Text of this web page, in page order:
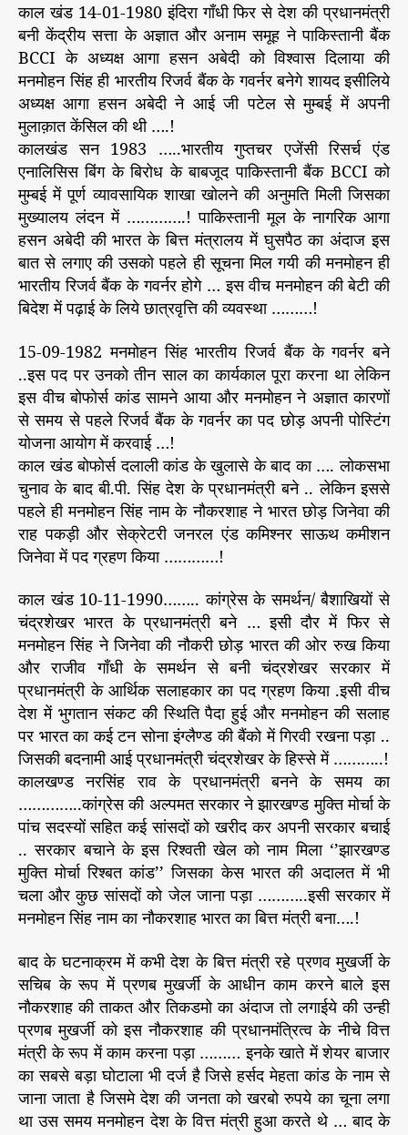
काल खंड 14-01-1980 इंदिरा गाँधी फिर से देश की प्रधानमंत्री
बनी केंद्रीय सत्ता के अज्ञात और अनाम समूह ने पाकिस्तानी बैंक
BCCI के अध्यक्ष आगा हसन अबेदी को विश्वास दिलाया की
मनमोहन सिंह ही भारतीय रिजर्व बैंक के गवर्नर बनेगे शायद इसीलिये
अध्यक्ष आगा हसन अबेदी ने आई जी पटेल से मुम्बई में अपनी
मुलाक़ात केंसिल की थी ….!
कालखंड सन 1983 …..भारतीय गुप्तचर एजेंसी रिसर्च एंड
एनालिसिस बिंग के बिरोध के बाबजूद पाकिस्तानी बैंक BCCI को
मुम्बई में पूर्ण व्यावसायिक शाखा खोलने की अनुमति मिली जिसका
मुख्यालय लंदन में ………….! पाकिस्तानी मूल के नागरिक आगा
हसन अबेदी की भारत के बित्त मंत्रालय में घुसपैठ का अंदाज इस
बात से लगाए की उसको पहले ही सूचना मिल गयी की मनमोहन ही
भारतीय रिजर्व बैंक के गवर्नर होगे … इस वीच मनमोहन की बेटी की
बिदेश में पढ़ाई के लिये छात्रवृत्ति की व्यवस्था ………!
15-09-1982 मनमोहन सिंह भारतीय रिजर्व बैंक के गवर्नर बने
..इस पद पर उनको तीन साल का कार्यकाल पूरा करना था लेकिन
इस वीच बोफोर्स कांड सामने आया और मनमोहन ने अज्ञात कारणों
से समय से पहले रिजर्व बैंक के गवर्नर का पद छोड़ अपनी पोस्टिंग
योजना आयोग में करवाई …!
काल खंड बोफोर्स दलाली कांड के खुलासे के बाद का …. लोकसभा
चुनाव के बाद बी.पी. सिंह देश के प्रधानमंत्री बने .. लेकिन इससे
पहले ही मनमोहन सिंह नाम के नौकरशाह ने भारत छोड़ जिनेवा की
राह पकड़ी और सेक्रेटरी जनरल एंड कमिश्नर साऊथ कमीशन
जिनेवा में पद ग्रहण किया …………!
काल खंड 10-11-1990…….. कांग्रेस के समर्थन/ बैशाखियों से
चंद्रशेखर भारत के प्रधानमंत्री बने … इसी दौर में फिर से
मनमोहन सिंह ने जिनेवा की नौकरी छोड़ भारत की ओर रुख किया
और राजीव गाँधी के समर्थन से बनी चंद्रशेखर सरकार में
प्रधानमंत्री के आर्थिक सलाहकार का पद ग्रहण किया .इसी वीच
देश में भुगतान संकट की स्थिति पैदा हुई और मनमोहन की सलाह
पर भारत का कई टन सोना इंग्लैण्ड की बैंको में गिरवी रखना पड़ा ..
जिसकी बदनामी आई प्रधानमंत्री चंद्रशेखर के हिस्से में ………..!
कालखण्ड नरसिंह राव के प्रधानमंत्री बनने के समय का
…………..कांग्रेस की अल्पमत सरकार ने झारखण्ड मुक्ति मोर्चा के
पांच सदस्यों सहित कई सांसदों को खरीद कर अपनी सरकार बचाई
.. सरकार बचाने के इस रिश्वती खेल को नाम मिला ‘’झारखण्ड
मुक्ति मोर्चा रिश्बत कांड’’ जिसका केस भारत की अदालत में भी
चला और कुछ सांसदों को जेल जाना पड़ा ………..इसी सरकार में
मनमोहन सिंह नाम का नौकरशाह भारत का बित्त मंत्री बना….!
बाद के घटनाक्रम में कभी देश के बित्त मंत्री रहे प्रणव मुखर्जी के
सचिब के रूप में प्रणब मुखर्जी के आधीन काम करने बाले इस
नौकरशाह की ताकत और तिकडमो का अंदाज तो लगाईये की उन्ही
प्रणब मुखर्जी को इस नौकरशाह की प्रधानमंत्रित्व के नीचे वित्त
मंत्री के रूप में काम करना पड़ा ……… इनके खाते में शेयर बाजार
का सबसे बड़ा घोटाला भी दर्ज है जिसे हर्सद मेहता कांड के नाम से
जाना जाता है जिसमे देश की जनता को खरबो रुपये का चूना लगा
था उस समय मनमोहन देश के वित्त मंत्री हुआ करते थे … बाद के